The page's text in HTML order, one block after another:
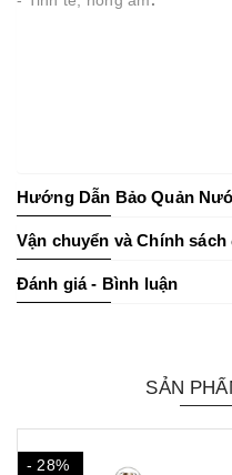
Hướng Dẫn Bảo Quản
Vận chuyển và Chính sách
Đánh giá - Bình luận
SẢN
- 28%